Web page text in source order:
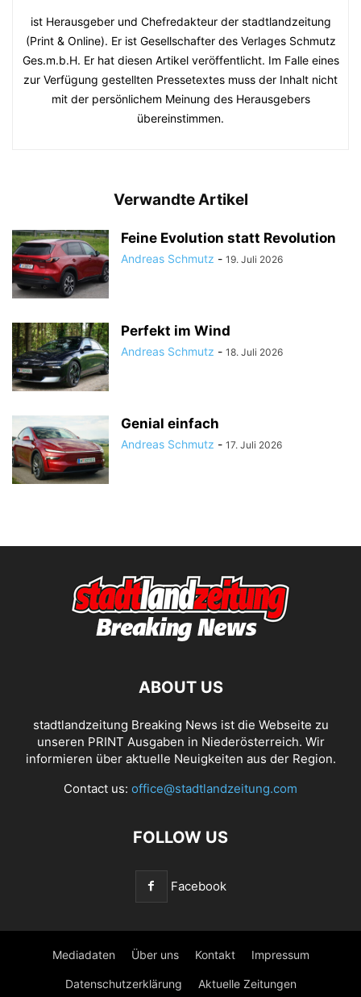
ist Herausgeber und Chefredakteur der stadtlandzeitung
(Print & Online). Er ist Gesellschafter des Verlages Schmutz
Ges.m.b.H. Er hat diesen Artikel veröffentlicht. Im Falle eines
zur Verfügung gestellten Pressetextes muss der Inhalt nicht
mit der persönlichem Meinung des Herausgebers
übereinstimmen.
Verwandte Artikel
Feine Evolution statt Revolution
Andreas Schmutz - 19. Juli 2026
Perfekt im Wind
Andreas Schmutz - 18. Juli 2026
Genial einfach
Andreas Schmutz - 17. Juli 2026
ABOUT US
stadtlandzeitung Breaking News ist die Webseite zu
unseren PRINT Ausgaben in Niederösterreich. Wir
informieren über aktuelle Neuigkeiten aus der Region.
Contact us: office@stadtlandzeitung.com
FOLLOW US
Facebook
Mediadaten Über uns Kontakt Impressum
Datenschutzerklärung Aktuelle Zeitungen